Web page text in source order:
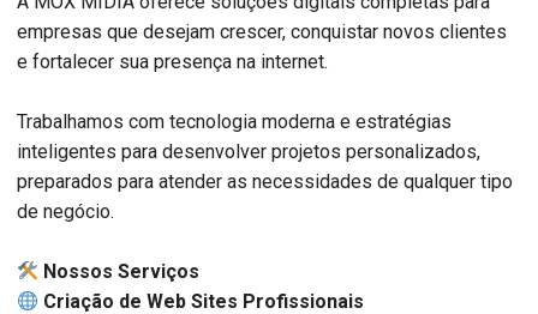
empresas que desejam crescer, conquistar novos clientes
e fortalecer sua presença na internet.
Trabalhamos com tecnologia moderna e estratégias
inteligentes para desenvolver projetos personalizados,
preparados para atender as necessidades de qualquer tipo
de negócio.
️ Nossos Serviços
Criação de Web Sites Profissionais